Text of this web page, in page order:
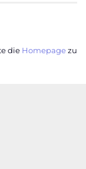
die Homepagezu